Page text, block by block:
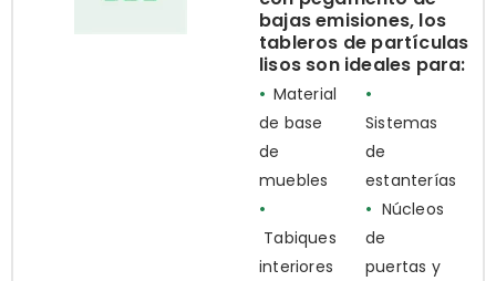
bajas emisiones, los
tableros de partículas
lisos son ideales para:
• Material
de base
de
muebles
•
Tabiques
interiores
•
Sistemas
de
estanterías
• Núcleos
de
puertas y